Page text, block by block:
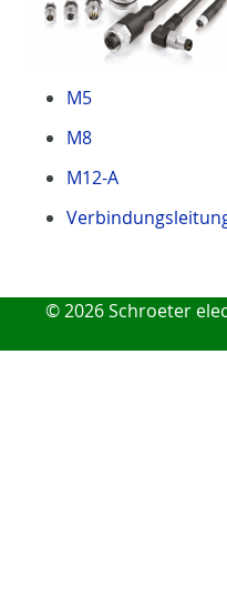
M5
M8
M12-A
© 2026 Schroeter